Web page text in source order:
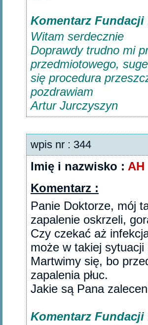
Komentarz Fundacji
Witam serdecznie
Doprawdy trudno mi
przedmiotowego,
się procedura
pozdrawiam
Artur Jurczyszyn
wpis nr : 344
Imię i nazwisko : AH
Komentarz :
Panie Doktorze, mój
zapalenie oskrzeli,
Czy czekać aż
może w takiej
Martwimy się, bo
zapalenia płuc.
Jakie są Pana
Komentarz Fundacji